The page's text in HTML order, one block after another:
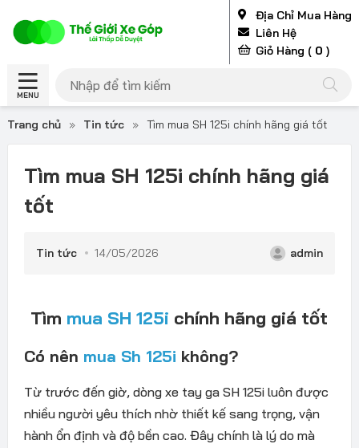
Địa Chỉ Mua Hàng
Liên Hệ
Giỏ Hàng ( 0 )
MENU
Trang chủ » Tin tức » Tìm mua SH 125i chính hãng giá tốt
Tìm mua SH 125i chính hãng giá
tốt
Tin tức 14/05/2026 admin
Tìm mua SH 125i chính hãng giá tốt
Có nên mua Sh 125i không?
Từ trước đến giờ, dòng xe tay ga SH 125i luôn được
nhiều người yêu thích nhờ thiết kế sang trọng, vận
hành ổn định và độ bền cao. Đây chính là lý do mà